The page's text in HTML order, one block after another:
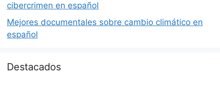
cibercrimen en español
Mejores documentales sobre cambio climático en
español
Destacados